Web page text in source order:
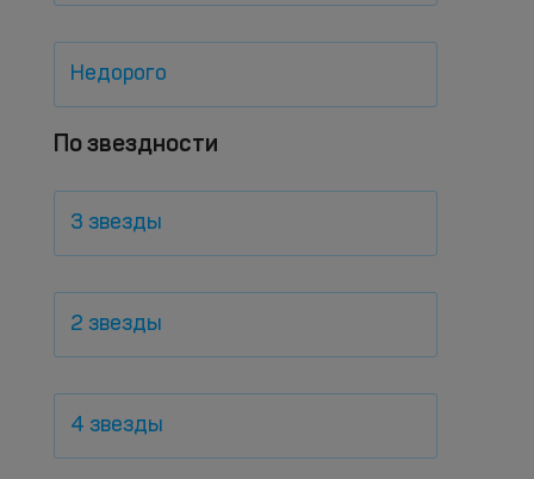
Недорого
По звездности
3 звезды
2 звезды
4 звезды